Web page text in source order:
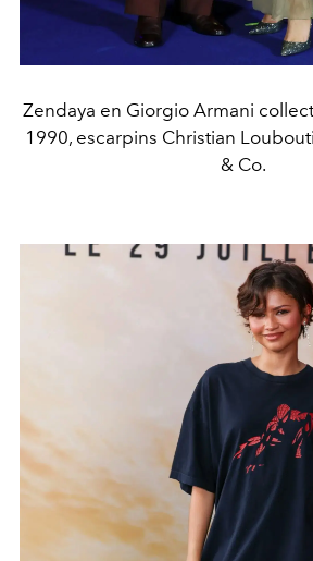
Zendaya en Giorgio Armani
1990, escarpins Christian
& Co.